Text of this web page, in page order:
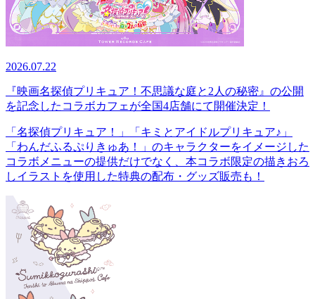
2026.07.22
『映画名探偵プリキュア！不思議な庭と2人の秘密』の公開
を記念したコラボカフェが全国4店舗にて開催決定！
「名探偵プリキュア！」「キミとアイドルプリキュア♪」
「わんだふるぷりきゅあ！」のキャラクターをイメージした
コラボメニューの提供だけでなく、本コラボ限定の描きおろ
しイラストを使用した特典の配布・グッズ販売も！